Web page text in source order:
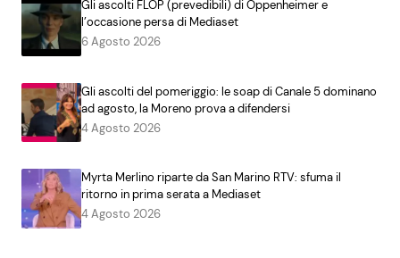
Gli ascolti FLOP (prevedibili) di Oppenheimer e
l’occasione persa di Mediaset
6 Agosto 2026
Gli ascolti del pomeriggio: le soap di Canale 5 dominano
ad agosto, la Moreno prova a difendersi
4 Agosto 2026
Myrta Merlino riparte da San Marino RTV: sfuma il
ritorno in prima serata a Mediaset
4 Agosto 2026